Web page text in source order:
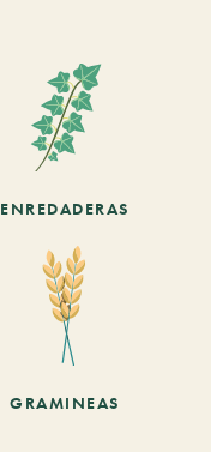
ENREDADERAS
GRAMINEAS